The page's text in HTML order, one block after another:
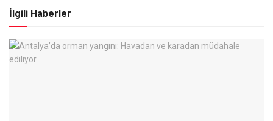
İlgili Haberler